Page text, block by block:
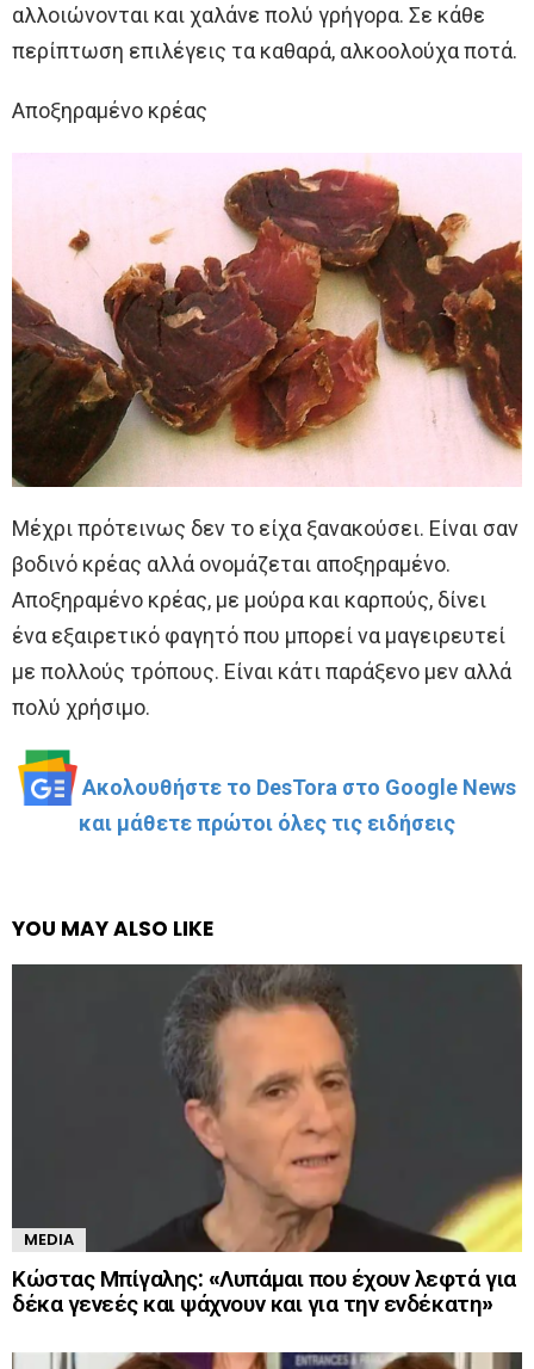
αλλοιώνονται και χαλάνε πολύ γρήγορα. Σε κάθε
περίπτωση επιλέγεις τα καθαρά, αλκοολούχα ποτά.
Αποξηραμένο κρέας
Μέχρι πρότεινως δεν το είχα ξανακούσει. Είναι σαν
βοδινό κρέας αλλά ονομάζεται αποξηραμένο.
Αποξηραμένο κρέας, με μούρα και καρπούς, δίνει
ένα εξαιρετικό φαγητό που μπορεί να μαγειρευτεί
με πολλούς τρόπους. Είναι κάτι παράξενο μεν αλλά
πολύ χρήσιμο.
Ακολουθήστε το DesTora στο Google News
και μάθετε πρώτοι όλες τις ειδήσεις
YOU MAY ALSO LIKE
MEDIA
Κώστας Μπίγαλης: «Λυπάμαι που έχουν λεφτά για
δέκα γενεές και ψάχνουν και για την ενδέκατη»